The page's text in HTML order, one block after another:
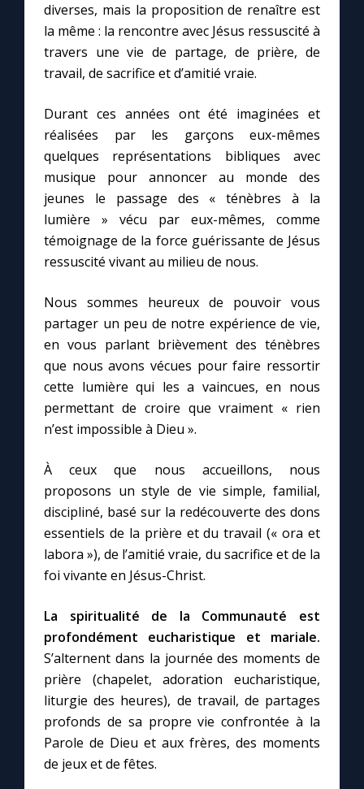
Contact
Faire un don
Marie de Nazareth
diverses, mais la proposition de renaître est
la même : la rencontre avec Jésus ressuscité à
travers une vie de partage, de prière, de
travail, de sacrifice et d’amitié vraie.
Durant ces années ont été imaginées et
réalisées par les garçons eux-mêmes
quelques représentations bibliques avec
musique pour annoncer au monde des
jeunes le passage des « ténèbres à la
lumière » vécu par eux-mêmes, comme
témoignage de la force guérissante de Jésus
ressuscité vivant au milieu de nous.
Nous sommes heureux de pouvoir vous
partager un peu de notre expérience de vie,
en vous parlant brièvement des ténèbres
que nous avons vécues pour faire ressortir
cette lumière qui les a vaincues, en nous
permettant de croire que vraiment « rien
n’est impossible à Dieu ».
À ceux que nous accueillons, nous
proposons un style de vie simple, familial,
discipliné, basé sur la redécouverte des dons
essentiels de la prière et du travail (« ora et
labora »), de l’amitié vraie, du sacrifice et de la
foi vivante en Jésus-Christ.
La spiritualité de la Communauté est
profondément eucharistique et mariale.
S’alternent dans la journée des moments de
prière (chapelet, adoration eucharistique,
liturgie des heures), de travail, de partages
profonds de sa propre vie confrontée à la
Parole de Dieu et aux frères, des moments
de jeux et de fêtes.